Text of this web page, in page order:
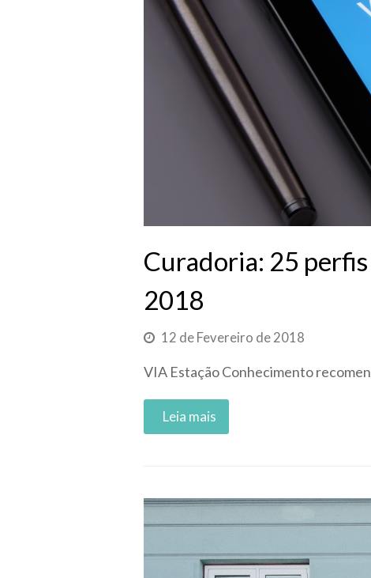
Curadoria: 25
2018
12 de Fevereiro de 2018
VIA Estação Conhecimento